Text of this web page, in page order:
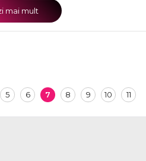
mai mult
5 6 7 8 9 10 11